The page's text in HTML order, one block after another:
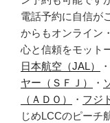
電話予約に自信が
からもオンライン
心と信頼をモット
日本航空（JAL）
・
ヤー（ＳＦＪ）
・
（ＡＤＯ）
・ フジ
じめLCCのピーチ